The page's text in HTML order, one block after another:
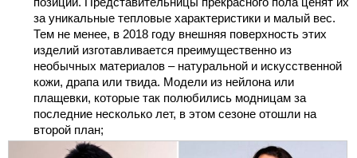
за уникальные тепловые характеристики и малый вес.
Тем не менее, в 2018 году внешняя поверхность этих
изделий изготавливается преимущественно из
необычных материалов – натуральной и искусственной
кожи, драпа или твида. Модели из нейлона или
плащевки, которые так полюбились модницам за
последние несколько лет, в этом сезоне отошли на
второй план;